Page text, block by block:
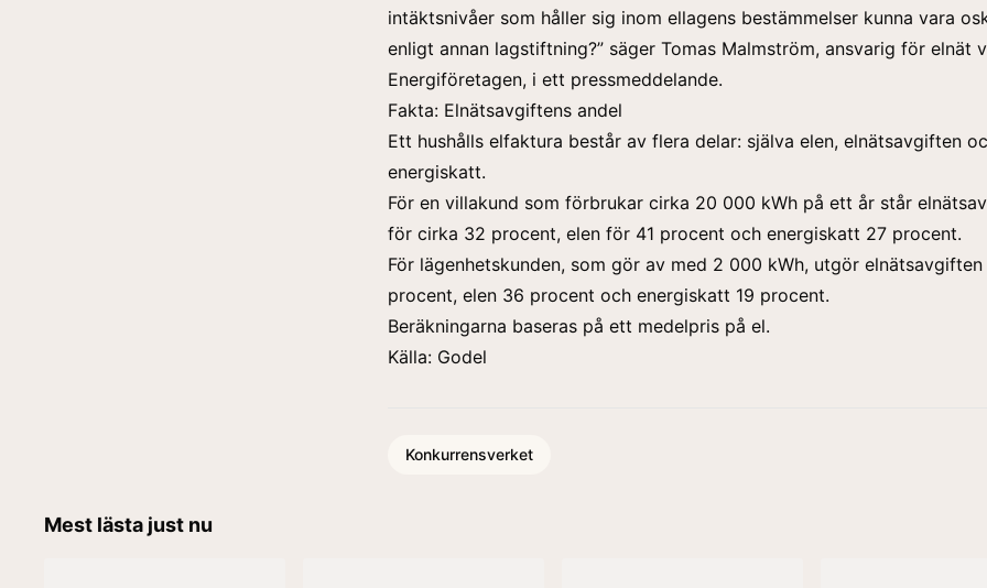
intäktsnivåer som håller sig inom ellagens bestämmelser kunna vara
enligt annan lagstiftning?” säger Tomas Malmström, ansvarig för elnät
Energiföretagen, i ett pressmeddelande.
Fakta: Elnätsavgiftens andel
Ett hushålls elfaktura består av flera delar: själva elen, elnätsavgiften
energiskatt.
För en villakund som förbrukar cirka 20 000 kWh på ett år står
för cirka 32 procent, elen för 41 procent och energiskatt 27 procent.
För lägenhetskunden, som gör av med 2 000 kWh, utgör elnätsavgiften
procent, elen 36 procent och energiskatt 19 procent.
Beräkningarna baseras på ett medelpris på el.
Källa: Godel
Konkurrensverket
Mest lästa just nu